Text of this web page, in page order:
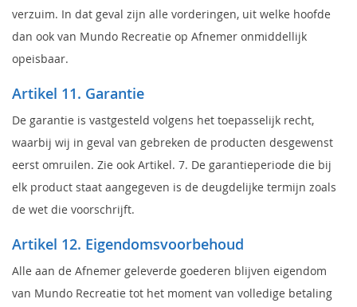
verzuim. In dat geval zijn alle vorderingen, uit welke hoofde
dan ook van Mundo Recreatie op Afnemer onmiddellijk
opeisbaar.
Artikel 11. Garantie
De garantie is vastgesteld volgens het toepasselijk recht,
waarbij wij in geval van gebreken de producten desgewenst
eerst omruilen. Zie ook Artikel. 7. De garantieperiode die bij
elk product staat aangegeven is de deugdelijke termijn zoals
de wet die voorschrijft.
Artikel 12. Eigendomsvoorbehoud
Alle aan de Afnemer geleverde goederen blijven eigendom
van Mundo Recreatie tot het moment van volledige betaling